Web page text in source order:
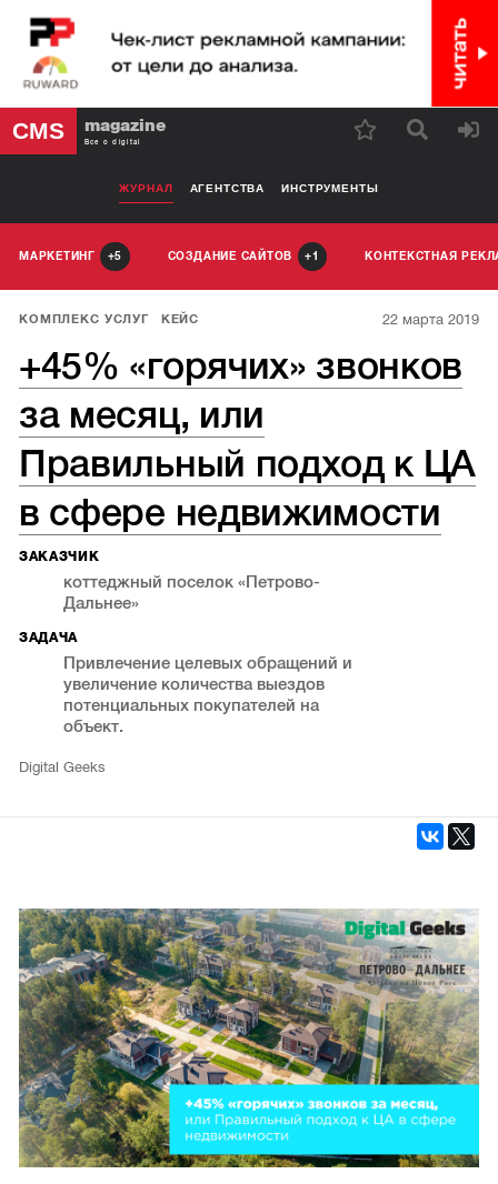
CMS magazine
Все о digital
ЖУРНАЛ АГЕНТСТВА ИНСТРУМЕНТЫ
МАРКЕТИНГ 5 СОЗДАНИЕ САЙТОВ 1 КОНТЕКСТНАЯ
КОМПЛЕКС УСЛУГ КЕЙС 22 марта 2019
+45% «горячих» звонков
за месяц, или
Правильный подход к ЦА
в сфере недвижимости
ЗАКАЗЧИК
коттеджный поселок «Петрово-
Дальнее»
ЗАДАЧА
Привлечение целевых обращений и
увеличение количества выездов
потенциальных покупателей на
объект.
Digital Geeks